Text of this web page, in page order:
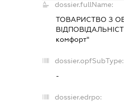
dossier.fullName:
ТОВАРИСТВО З
комфорт"
dossier.opfSubType:
-
dossier.edrpo: